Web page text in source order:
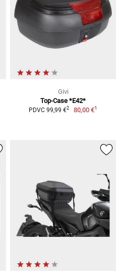
Givi
Top-Case *E42*
PDVC 99,99 €2 80,00 €1